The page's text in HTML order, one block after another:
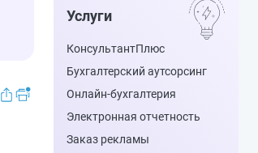
Услуги
КонсультантПлюс
Бухгалтерский аутсорсинг
Онлайн-бухгалтерия
Электронная отчетность
Заказ рекламы